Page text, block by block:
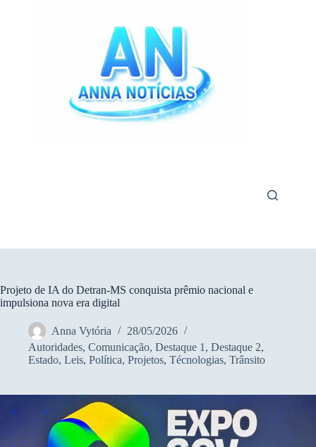
Projeto de IA do Detran-MS conquista prêmio nacional e
impulsiona nova era digital
Anna Vytória
28/05/2026
Autoridades, Comunicação, Destaque 1 , Destaque 2,
Estado, Leis, Política, Projetos, Técnologias, Trânsito